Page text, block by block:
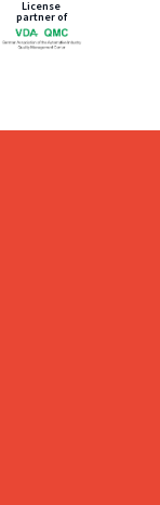
License
partner of